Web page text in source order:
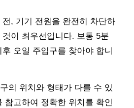
, 기기 전원을 완전히 차단하
이 최우선입니다. 보통 5분
오일 주입구를 찾아야 합니
의 위치와 형태가 다를 수 있
참고하여 정확한 위치를 확인